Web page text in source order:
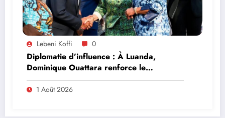
Lebeni Koffi 0
Diplomatie d’influence : À Luanda,
Dominique Ouattara renforce le
leadership solidaire de la Côte d’Ivoire en
Afrique
1 Août 2026